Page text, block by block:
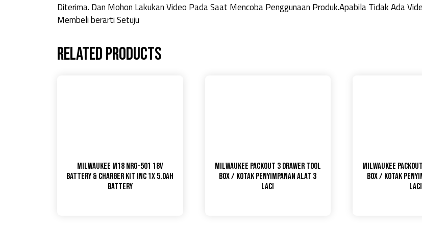
Diterima. Dan Mohon Lakukan Video Pada Saat Mencoba Penggunaan Produk.Apabila Tidak Ada
Membeli berarti Setuju
Related products
MILWAUKEE M18 NRG-501 18V
BATTERY & CHARGER KIT INC 1X 5.0AH
BATTERY
Milwaukee Packout 3 Drawer Tool
Box / Kotak Penyimpanan Alat 3
Laci
Milwaukee
Box / Kotak
Laci